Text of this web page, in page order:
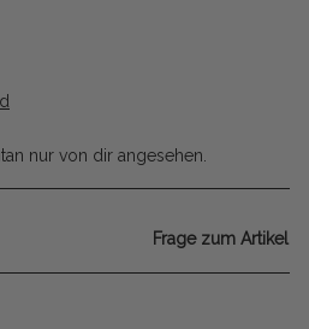
nur von dir angesehen.
Frage zum Artikel